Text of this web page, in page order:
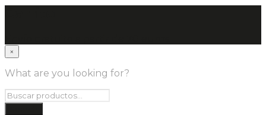
×
What are you looking for?